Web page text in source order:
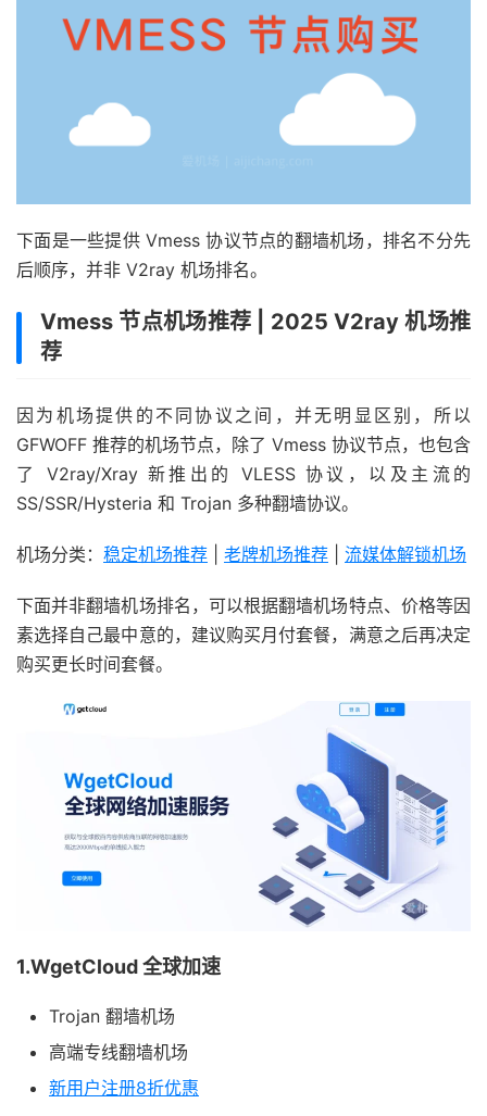
下面是一些提供 Vmess 协议节点的翻墙机场，排名不分先
后顺序，并非 V2ray 机场排名。
Vmess 节点机场推荐 | 2025 V2ray 机场推
荐
因为机场提供的不同协议之间，并无明显区别，所以
GFWOFF 推荐的机场节点，除了 Vmess 协议节点，也包含
了 V2ray/Xray 新推出的 VLESS 协议，以及主流的
SS/SSR/Hysteria 和 Trojan 多种翻墙协议。
机场分类： 稳定机场推荐 老牌机场推荐 流媒体解锁机场
下面并非翻墙机场排名，可以根据翻墙机场特点、价格等因
素选择自己最中意的，建议购买月付套餐，满意之后再决定
购买更长时间套餐。
1.WgetCloud 全球加速
Trojan 翻墙机场
高端专线翻墙机场
新用户注册8折优惠